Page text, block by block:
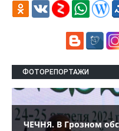
ФОТОРЕПОРТАЖИ
ЧЕЧНЯ. В Грозном